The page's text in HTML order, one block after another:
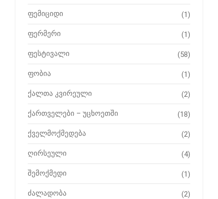
ფემიციდი (1)
ფერმერი (1)
ფესტივალი (58)
ფობია (1)
ქალთა კვირეული (2)
ქართველები – უცხოეთში (18)
ქველმოქმედება (2)
ღირსეული (4)
შემოქმედი (1)
ძალადობა (2)